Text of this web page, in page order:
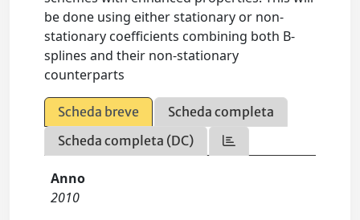
be done using either stationary or non-
stationary coefficients combining both B-
splines and their non-stationary
counterparts
Scheda breve
Scheda completa
Scheda completa (DC)
Anno
2010